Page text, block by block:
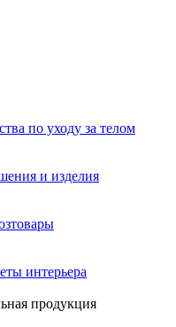
по уходу за телом
и изделия
интерьера
продукция